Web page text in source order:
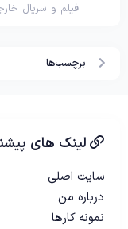
فیلم و سریال
برچسب‌ها
لینک های
سایت اصلی
درباره من
نمونه کارها